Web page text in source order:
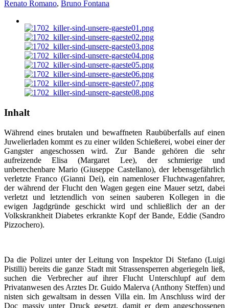
Renato Romano, Bruno Fontana
Inhalt
Während eines brutalen und bewaffneten Raubüberfalls auf einen
Juwelierladen kommt es zu einer wilden Schießerei, wobei einer der
Gangster angeschossen wird. Zur Bande gehören die sehr
aufreizende Elisa (Margaret Lee), der schmierige und
unberechenbare Mario (Giuseppe Castellano), der lebensgefährlich
verletzte Franco (Gianni Dei), ein namenloser Fluchtwagenfahrer,
der während der Flucht den Wagen gegen eine Mauer setzt, dabei
verletzt und letztendlich von seinen sauberen Kollegen in die
ewigen Jagdgründe geschickt wird und schließlich der an der
Volkskrankheit Diabetes erkrankte Kopf der Bande, Eddie (Sandro
Pizzochero).
Da die Polizei unter der Leitung von Inspektor Di Stefano (Luigi
Pistilli) bereits die ganze Stadt mit Strassensperren abgeriegeln ließ,
suchen die Verbrecher auf ihrer Flucht Unterschlupf auf dem
Privatanwesen des Arztes Dr. Guido Malerva (Anthony Steffen) und
nisten sich gewaltsam in dessen Villa ein. Im Anschluss wird der
Doc massiv unter Druck gesetzt, damit er dem angeschossenen